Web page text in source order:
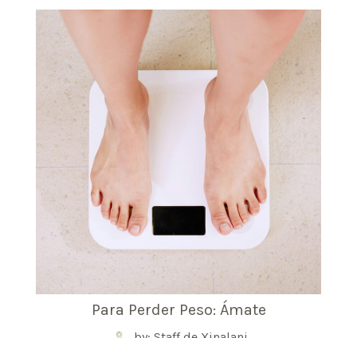
Para Perder Peso: Ámate